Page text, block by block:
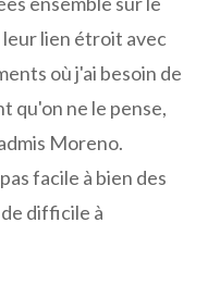
lien étroit avec
où j'ai besoin de
qu'on ne le pense,
Moreno.
facile à bien des
difficile à